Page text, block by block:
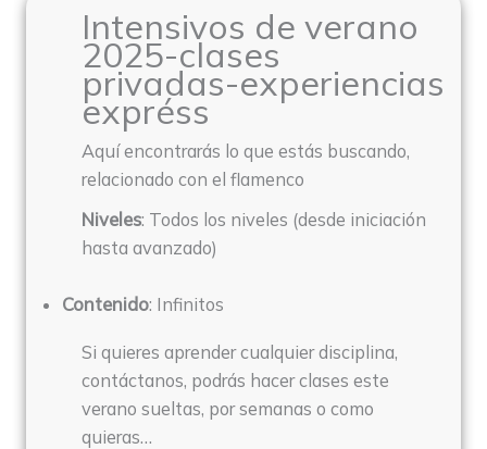
Intensivos de verano
2025-clases
privadas-experiencias
expréss
Aquí encontrarás lo que estás buscando,
relacionado con el flamenco
Niveles: Todos los niveles (desde iniciación
hasta avanzado)
Contenido: Infinitos
Si quieres aprender cualquier disciplina,
contáctanos, podrás hacer clases este
verano sueltas, por semanas o como
quieras…